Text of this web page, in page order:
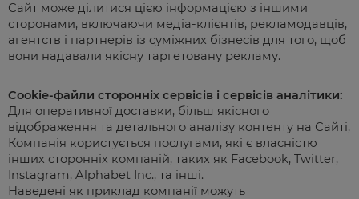
Сайт може ділитися цією інформацією з іншими
сторонами, включаючи медіа-клієнтів, рекламодавців,
агентств і партнерів із суміжних бізнесів для того, щоб
вони надавали якісну таргетовану рекламу.
Cookie-файли сторонніх сервісів і сервісів аналітики:
Для оперативної доставки, більш якісного
відображення та детального аналізу контенту на Сайті,
Компанія користується послугами, які є власністю
інших сторонніх компаній, таких як Facebook, Twitter,
Instagram, Alphabet Inc., та інші.
Наведені як приклад компанії можуть